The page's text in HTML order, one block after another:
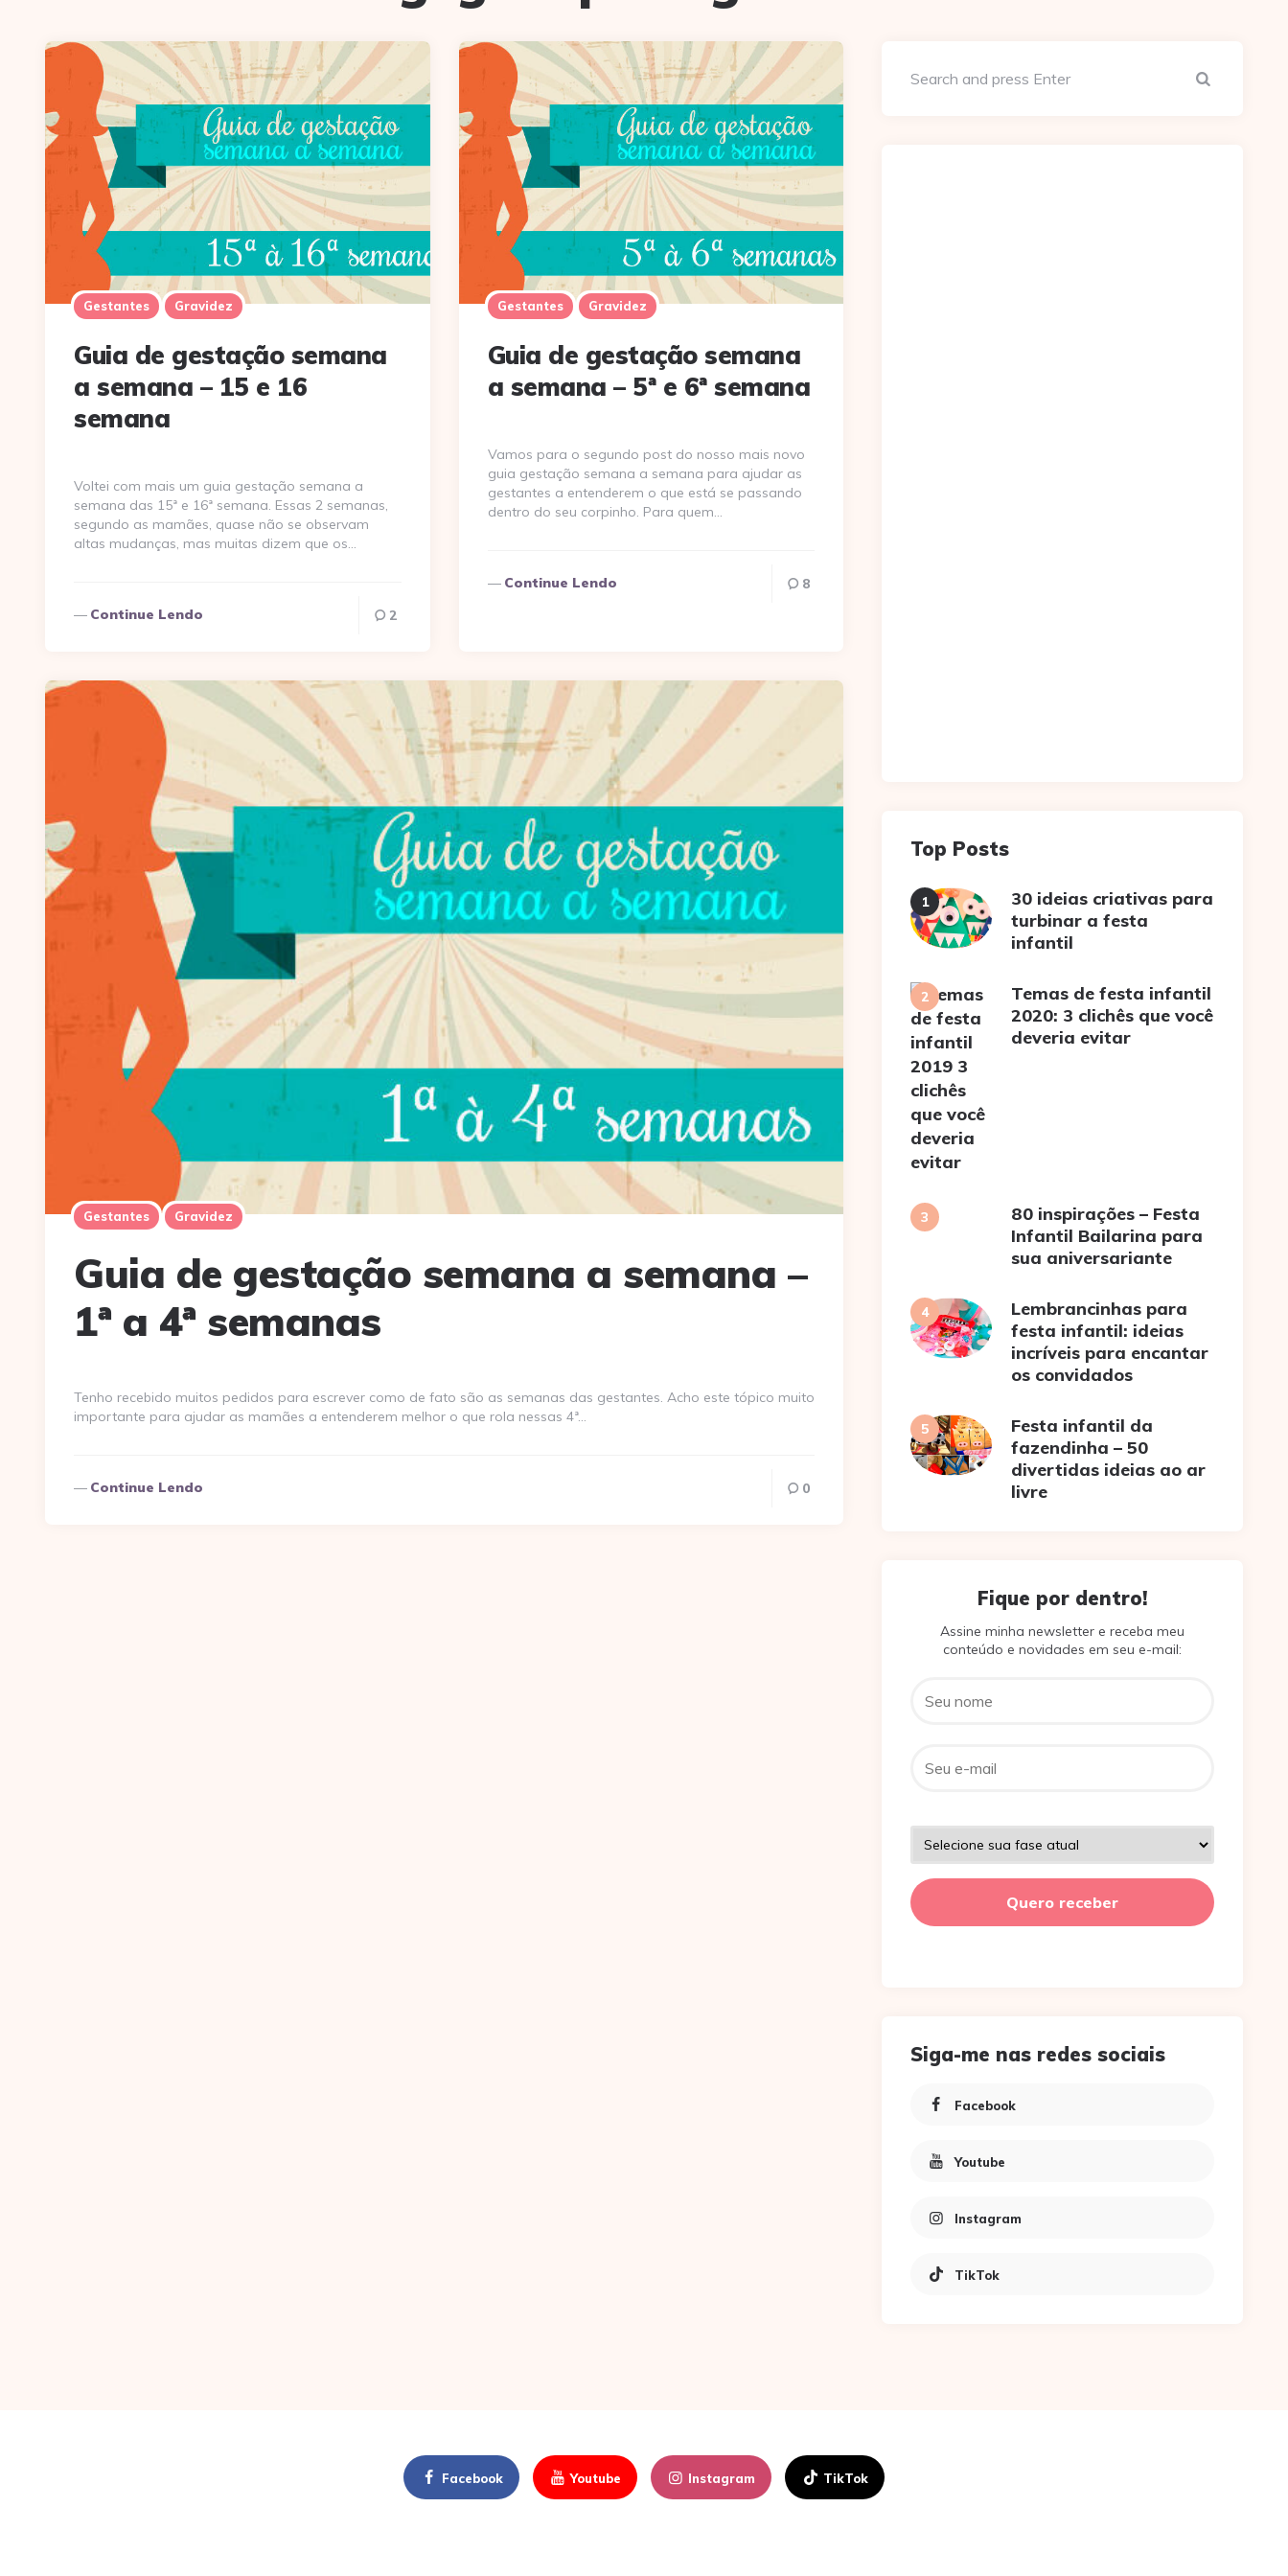
Gestantes Gravidez
Guia de gestação semana
a semana – 15 e 16
semana
Voltei com mais um guia gestação semana a
semana das 15ª e 16ª semana. Essas 2 semanas,
segundo as mamães, quase não se observam
altas mudanças, mas muitas dizem que os…
Continue Lendo 2
Gestantes Gravidez
Guia de gestação semana
a semana – 5ª e 6ª semana
Vamos para o segundo post do nosso mais novo
guia gestação semana a semana para ajudar as
gestantes a entenderem o que está se passando
dentro do seu corpinho. Para quem…
Continue Lendo 8
Gestantes Gravidez
Guia de gestação semana a semana –
1ª a 4ª semanas
Tenho recebido muitos pedidos para escrever como de fato são as semanas das gestantes. Acho este tópico muito
importante para ajudar as mamães a entenderem melhor o que rola nessas 4ª…
Continue Lendo 0
Top Posts
30 ideias criativas para
turbinar a festa
infantil
Temas de festa infantil
2020: 3 clichês que você
deveria evitar
80 inspirações – Festa
Infantil Bailarina para
sua aniversariante
Lembrancinhas para
festa infantil: ideias
incríveis para encantar
os convidados
Festa infantil da
fazendinha – 50
divertidas ideias ao ar
livre
Fique por dentro!
Assine minha newsletter e receba meu
conteúdo e novidades em seu e-mail:
Siga-me nas redes sociais
Facebook
Youtube
Instagram
TikTok
Facebook Youtube Instagram TikTok